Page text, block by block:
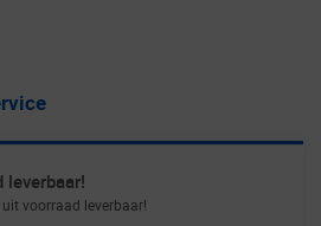
leverbaar!
voorraad leverbaar!